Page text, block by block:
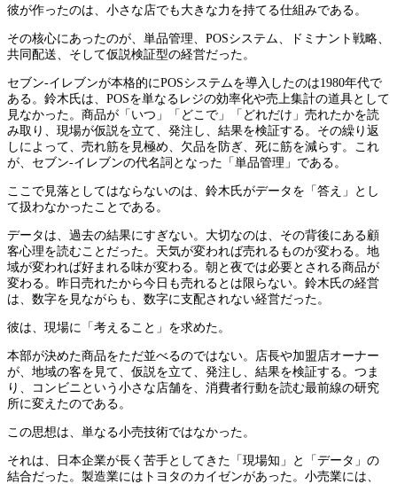
彼が作ったのは、小さな店でも大きな力を持てる仕組みである。
その核心にあったのが、単品管理、POSシステム、ドミナント戦略、
共同配送、そして仮説検証型の経営だった。
セブン-イレブンが本格的にPOSシステムを導入したのは1980年代で
ある。鈴木氏は、POSを単なるレジの効率化や売上集計の道具として
見なかった。商品が「いつ」「どこで」「どれだけ」売れたかを読
み取り、現場が仮説を立て、発注し、結果を検証する。その繰り返
しによって、売れ筋を見極め、欠品を防ぎ、死に筋を減らす。これ
が、セブン-イレブンの代名詞となった「単品管理」である。
ここで見落としてはならないのは、鈴木氏がデータを「答え」とし
て扱わなかったことである。
データは、過去の結果にすぎない。大切なのは、その背後にある顧
客心理を読むことだった。天気が変われば売れるものが変わる。地
域が変われば好まれる味が変わる。朝と夜では必要とされる商品が
変わる。昨日売れたから今日も売れるとは限らない。鈴木氏の経営
は、数字を見ながらも、数字に支配されない経営だった。
彼は、現場に「考えること」を求めた。
本部が決めた商品をただ並べるのではない。店長や加盟店オーナー
が、地域の客を見て、仮説を立て、発注し、結果を検証する。つま
り、コンビニという小さな店舗を、消費者行動を読む最前線の研究
所に変えたのである。
この思想は、単なる小売技術ではなかった。
それは、日本企業が長く苦手としてきた「現場知」と「データ」の
結合だった。製造業にはトヨタのカイゼンがあった。小売業には、